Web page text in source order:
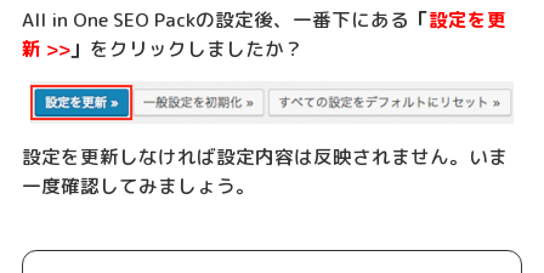
All in One SEO Packの設定後、一番下にある 「設定を更
新 >>」 をクリックしましたか？
設定を更新しなければ設定内容は反映されません。いま
一度確認してみましょう。